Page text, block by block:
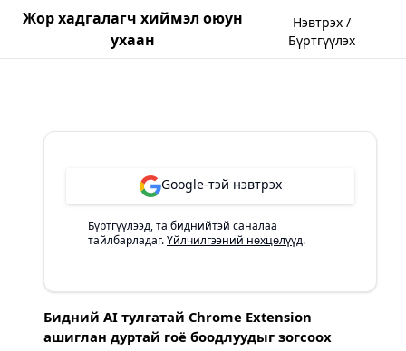
Жор хадгалагч хиймэл оюун
ухаан
Нэвтрэх /
Бүртгүүлэх
Google-тэй нэвтрэх
Бүртгүүлээд, та биднийтэй саналаа
тайлбарладаг.Үйлчилгээний нөхцөлүүд.
Бидний AI тулгатай Chrome Extension
ашиглан дуртай гоё боодлуудыг зогсоох